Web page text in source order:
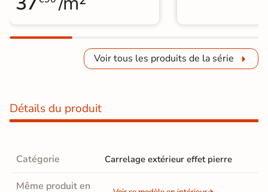
Voir tous les produits de la série
Détails du produit
Catégorie Carrelage extérieur effet pierre
Même produit en